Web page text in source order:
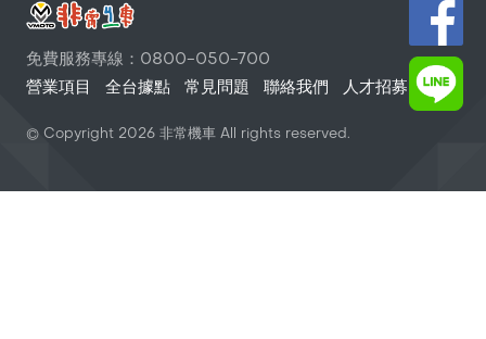
免費服務專線：0800-050-700
營業項目
全台據點 常見問題 聯絡我們 人才招募
© Copyright 2026 非常機車 All rights reserved.